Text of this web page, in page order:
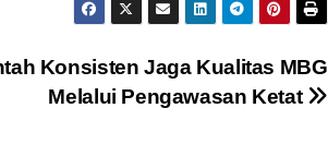
Konsisten Jaga Kualitas MBG
Melalui Pengawasan Ketat